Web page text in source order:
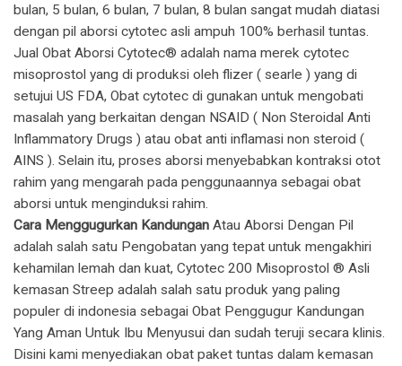
bulan, 5 bulan, 6 bulan, 7 bulan, 8 bulan sangat mudah diatasi
dengan pil aborsi cytotec asli ampuh 100% berhasil tuntas.
​Jual Obat Aborsi Cytotec® adalah nama merek cytotec
misoprostol yang di produksi oleh flizer ( searle ) yang di
setujui US FDA, Obat cytotec di gunakan untuk mengobati
masalah yang berkaitan dengan NSAID ( Non Steroidal Anti
Inflammatory Drugs ) atau obat anti inflamasi non steroid (
AINS ). Selain itu, proses aborsi menyebabkan kontraksi otot
rahim yang mengarah pada penggunaannya sebagai obat
aborsi untuk menginduksi rahim.
Cara Menggugurkan Kandungan Atau Aborsi Dengan Pil
adalah salah satu Pengobatan yang tepat untuk mengakhiri
kehamilan lemah dan kuat, Cytotec 200 Misoprostol ® Asli
kemasan Streep adalah salah satu produk yang paling
populer di indonesia sebagai Obat Penggugur Kandungan
Yang Aman Untuk Ibu Menyusui dan sudah teruji secara klinis.
Disini kami menyediakan obat paket tuntas dalam kemasan